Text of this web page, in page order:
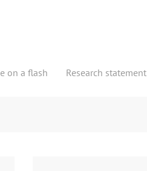
on a flash Research statement